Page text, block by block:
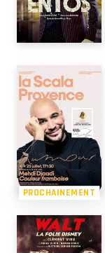
PROCHAINEMENT